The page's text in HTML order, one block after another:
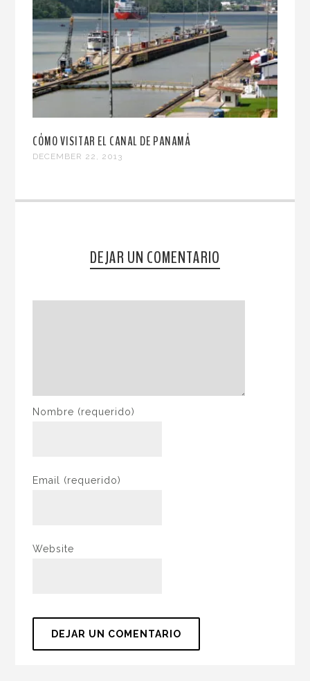
CÓMO VISITAR EL CANAL DE PANAMÁ
DECEMBER 22, 2013
DEJAR UN COMENTARIO
Nombre (requerido)
Email (requerido)
Website